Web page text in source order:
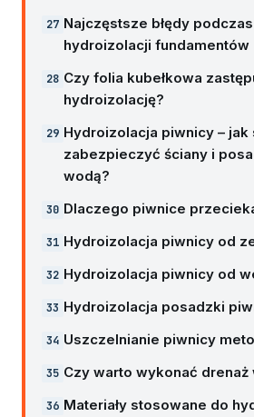
Najczęstsze błędy
hydroizolacji fundamentów
Czy folia kubełkowa
hydroizolację?
Hydroizolacja piwnicy – jak
zabezpieczyć ściany i
wodą?
Dlaczego piwnice
Hydroizolacja piwnicy od
Hydroizolacja piwnicy od
Hydroizolacja posadzki
Uszczelnianie piwnicy
Czy warto wykonać drenaż
Materiały stosowane do